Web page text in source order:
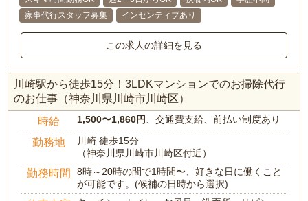
家事代行スタッフ募集
インセンティブあり
この求人の詳細を見る
川崎駅から徒歩15分！3LDKマンションでのお掃除代行
のお仕事（神奈川県川崎市川崎区）
時給 1,500〜1,860円 、交通費支給、前払い制度あり
勤務地
川崎 徒歩15分
（神奈川県川崎市川崎区付近）
勤務時間
8時～20時の間で1時間〜、好きな日に働くこと
が可能です。(候補の日時から選択)